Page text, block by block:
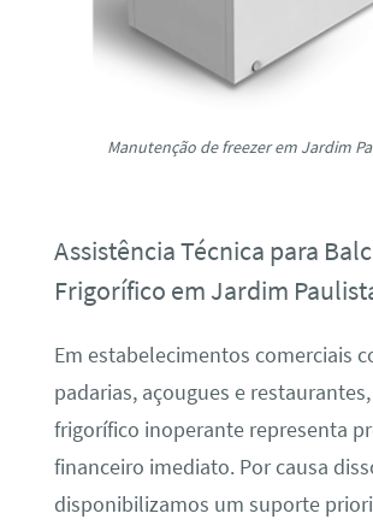
Manutenção de freezer em Jardim
Assistência Técnica para
Frigorífico em Jardim
Em estabelecimentos comerciais
padarias, açougues e
frigorífico inoperante representa
financeiro imediato. Por causa
disponibilizamos um suporte